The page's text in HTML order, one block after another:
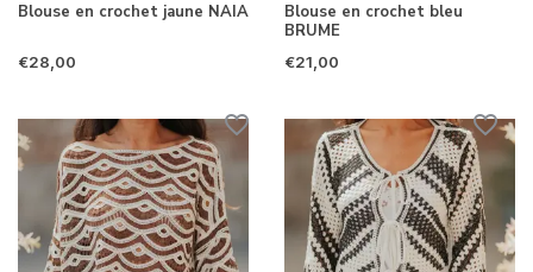
Blouse en crochet jaune NAIA
€28,00
Blouse en crochet bleu
BRUME
€21,00